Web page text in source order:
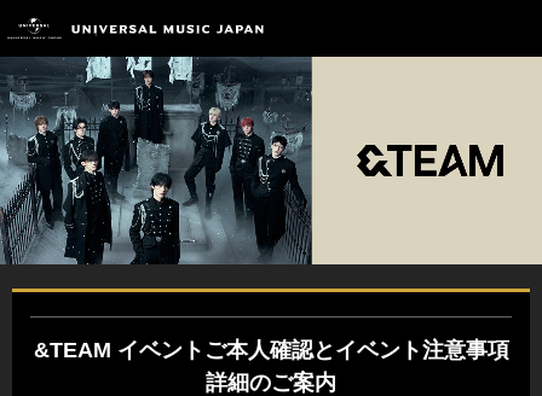
&TEAM イベントご本人確認とイベント注意事項
詳細のご案内